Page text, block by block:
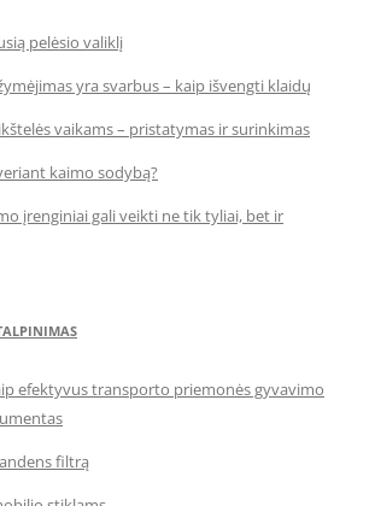
pelėsio valiklį
yra svarbus – kaip išvengti klaidų
vaikams – pristatymas ir surinkimas
kaimo sodybą?
įrenginiai gali veikti ne tik tyliai, bet ir
efektyvus transporto priemonės gyvavimo
filtrą